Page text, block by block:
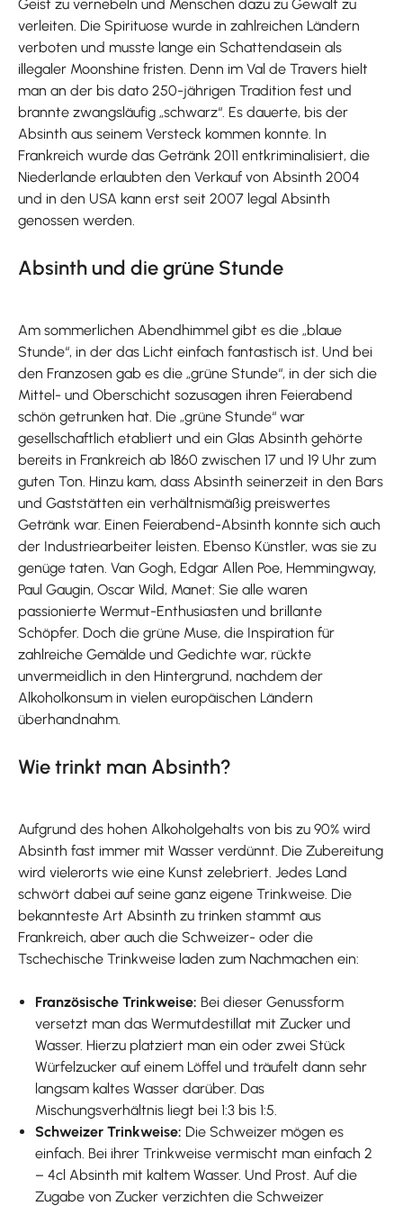
Geist zu vernebeln und Menschen dazu zu Gewalt zu
verleiten. Die Spirituose wurde in zahlreichen Ländern
verboten und musste lange ein Schattendasein als
illegaler Moonshine fristen. Denn im Val de Travers hielt
man an der bis dato 250-jährigen Tradition fest und
brannte zwangsläufig „schwarz“. Es dauerte, bis der
Absinth aus seinem Versteck kommen konnte. In
Frankreich wurde das Getränk 2011 entkriminalisiert, die
Niederlande erlaubten den Verkauf von Absinth 2004
und in den USA kann erst seit 2007 legal Absinth
genossen werden.
Absinth und die grüne Stunde
Am sommerlichen Abendhimmel gibt es die „blaue
Stunde“, in der das Licht einfach fantastisch ist. Und bei
den Franzosen gab es die „grüne Stunde“, in der sich die
Mittel- und Oberschicht sozusagen ihren Feierabend
schön getrunken hat. Die „grüne Stunde“ war
gesellschaftlich etabliert und ein Glas Absinth gehörte
bereits in Frankreich ab 1860 zwischen 17 und 19 Uhr zum
guten Ton. Hinzu kam, dass Absinth seinerzeit in den Bars
und Gaststätten ein verhältnismäßig preiswertes
Getränk war. Einen Feierabend-Absinth konnte sich auch
der Industriearbeiter leisten. Ebenso Künstler, was sie zu
genüge taten. Van Gogh, Edgar Allen Poe, Hemmingway,
Paul Gaugin, Oscar Wild, Manet: Sie alle waren
passionierte Wermut-Enthusiasten und brillante
Schöpfer. Doch die grüne Muse, die Inspiration für
zahlreiche Gemälde und Gedichte war, rückte
unvermeidlich in den Hintergrund, nachdem der
Alkoholkonsum in vielen europäischen Ländern
überhandnahm.
Wie trinkt man Absinth?
Aufgrund des hohen Alkoholgehalts von bis zu 90% wird
Absinth fast immer mit Wasser verdünnt. Die Zubereitung
wird vielerorts wie eine Kunst zelebriert. Jedes Land
schwört dabei auf seine ganz eigene Trinkweise. Die
bekannteste Art Absinth zu trinken stammt aus
Frankreich, aber auch die Schweizer- oder die
Tschechische Trinkweise laden zum Nachmachen ein:
Französische Trinkweise: Bei dieser Genussform
versetzt man das Wermutdestillat mit Zucker und
Wasser. Hierzu platziert man ein oder zwei Stück
Würfelzucker auf einem Löffel und träufelt dann sehr
langsam kaltes Wasser darüber. Das
Mischungsverhältnis liegt bei 1:3 bis 1:5.
Schweizer Trinkweise: Die Schweizer mögen es
einfach. Bei ihrer Trinkweise vermischt man einfach 2
– 4cl Absinth mit kaltem Wasser. Und Prost. Auf die
Zugabe von Zucker verzichten die Schweizer